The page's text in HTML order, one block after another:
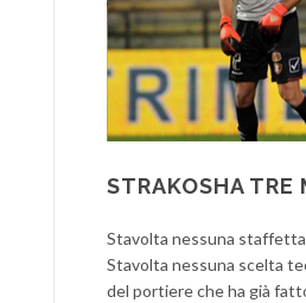
STRAKOSHA TRE
Stavolta nessuna
Stavolta nessuna scelta
del portiere che ha già